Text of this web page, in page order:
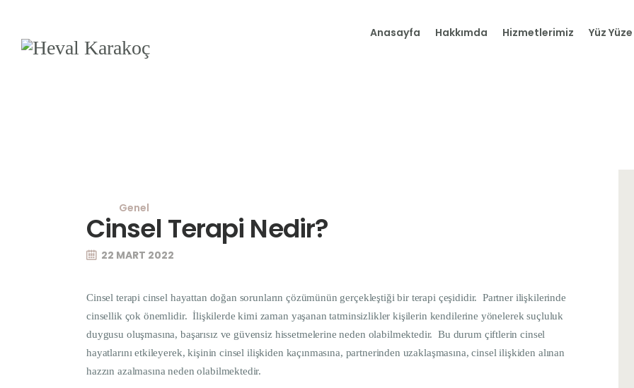
Anasayfa Hakkımda Hizmetlerimiz Yüz
Genel
Cinsel Terapi Nedir?
22 MART 2022
Cinsel terapi cinsel hayattan doğan sorunların çözümünün gerçekleştiği bir terapi çeşididir. Partner ilişkilerinde
cinsellik çok önemlidir. İlişkilerde kimi zaman yaşanan tatminsizlikler kişilerin kendilerine yönelerek suçluluk
duygusu oluşmasına, başarısız ve güvensiz hissetmelerine neden olabilmektedir. Bu durum çiftlerin cinsel
hayatlarını etkileyerek, kişinin cinsel ilişkiden kaçınmasına, partnerinden uzaklaşmasına, cinsel ilişkiden alınan
hazzın azalmasına neden olabilmektedir.